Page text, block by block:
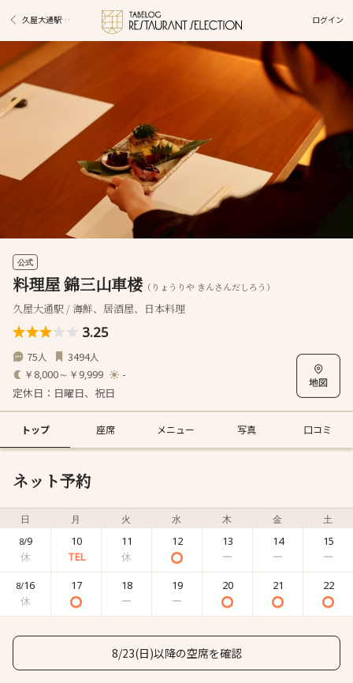
久屋大通駅グルメ ログイン
公式
料理屋 錦三山車楼 （りょうりや きんさんだしろう）
久屋大通駅 / 海鮮、居酒屋、日本料理
3.25
75人 3494人
￥8,000～￥9,999 -
定休日：日曜日、祝日
トップ 座席 メニュー 写真 口コミ
ネット予約
日 月 火 水 木 金 土
8/9 10 11 12 13 14 15
8/16 17 18 19 20 21 22
8/23(日)以降の空席を確認